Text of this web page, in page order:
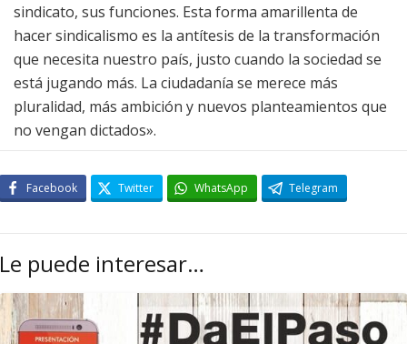
sindicato, sus funciones. Esta forma amarillenta de
hacer sindicalismo es la antítesis de la transformación
que necesita nuestro país, justo cuando la sociedad se
está jugando más. La ciudadanía se merece más
pluralidad, más ambición y nuevos planteamientos que
no vengan dictados».
Facebook Twitter WhatsApp Telegram
Le puede interesar…